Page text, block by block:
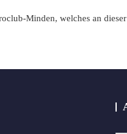
Minden, welches an